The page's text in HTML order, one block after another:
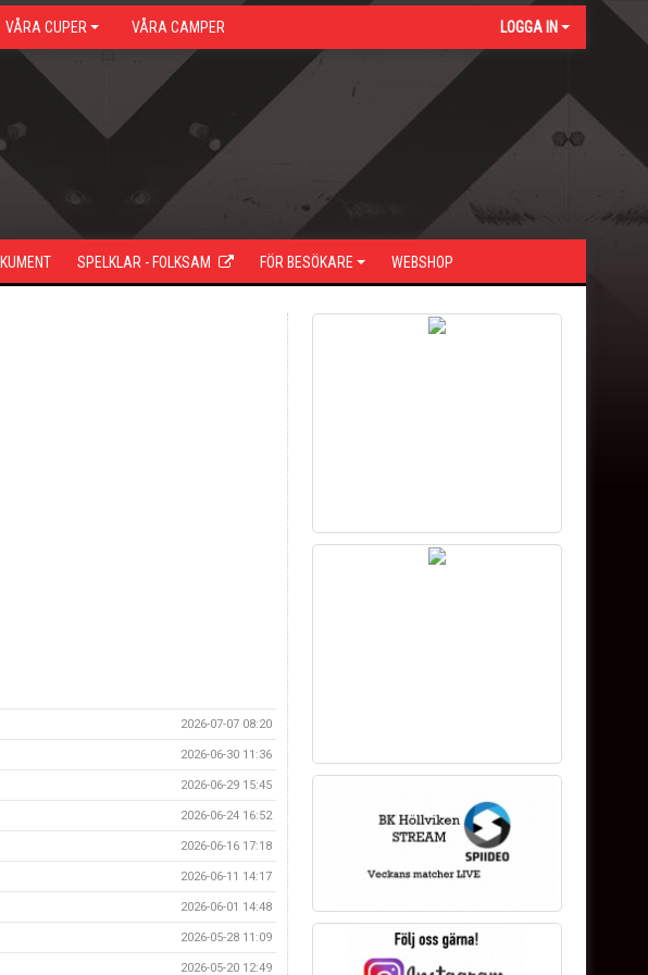
VÅRA CUPER VÅRA CAMPER LOGGA IN
SPELKLAR - FOLKSAM FÖR BESÖKARE WEBSHOP
2026-07-07 08:20
2026-06-30 11:36
2026-06-29 15:45
2026-06-24 16:52
2026-06-16 17:18
2026-06-11 14:17
2026-06-01 14:48
2026-05-28 11:09
2026-05-20 12:49